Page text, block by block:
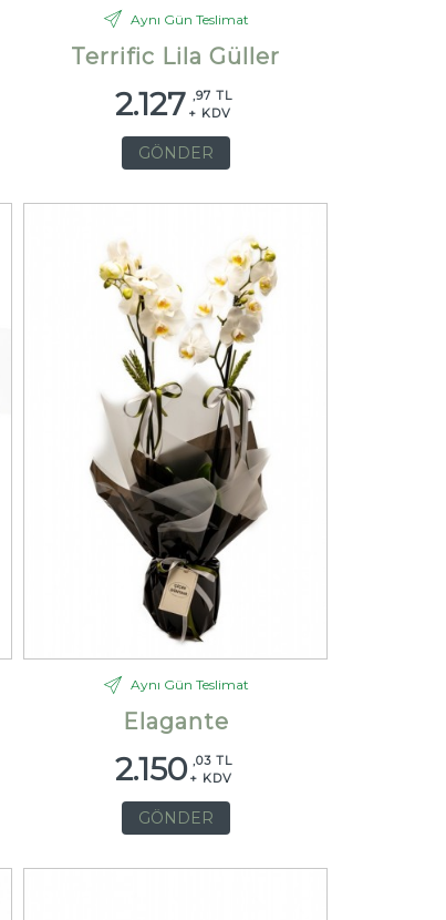
Aynı Gün Teslimat
Terrific Lila Güller
2.127 ,97 TL
+ KDV
GÖNDER
Aynı Gün Teslimat
Elagante
2.150 ,03 TL
+ KDV
GÖNDER